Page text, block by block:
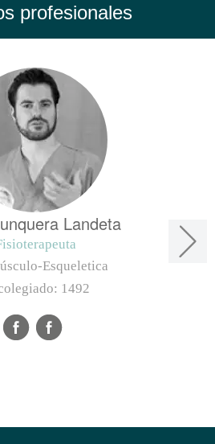
profesionales
Landeta
Esqueletica
1492